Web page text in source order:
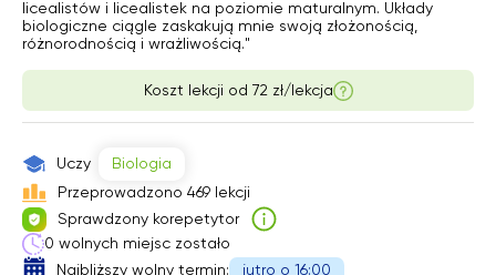
licealistów i licealistek na poziomie maturalnym. Układy
biologiczne ciągle zaskakują mnie swoją złożonością,
różnorodnością i wrażliwością."
Koszt lekcji od 72 zł/lekcja
Uczy
Biologia
Przeprowadzono 469 lekcji
Sprawdzony korepetytor
0 wolnych miejsc zostało
Najbliższy wolny termin:
jutro o 16:00
Brak
dostępnych
terminów
16:00
Brak
dostępnych
16:00